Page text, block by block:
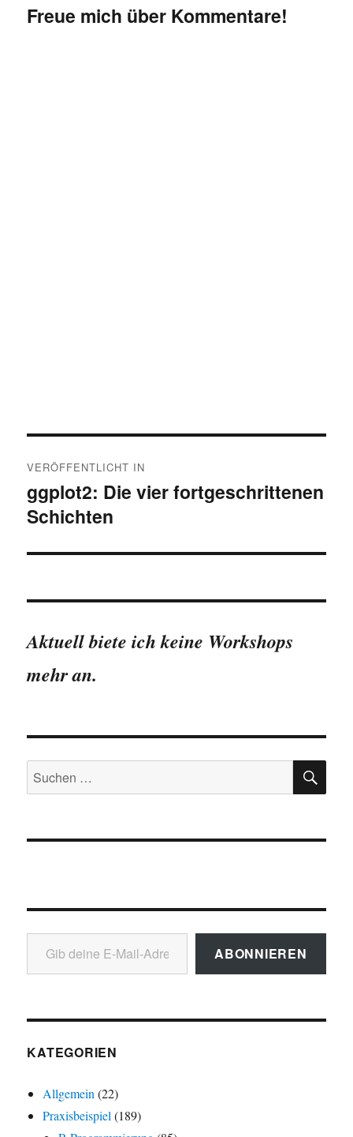
Freue mich über Kommentare!
VERÖFFENTLICHT IN
ggplot2: Die vier fortgeschrittenen
Schichten
Aktuell biete ich keine Workshops
mehr an.
Suchen
nach:
Gib deine E-Mail-Adresse ein ...
ABONNIEREN
KATEGORIEN
Allgemein (22)
Praxisbeispiel (189)